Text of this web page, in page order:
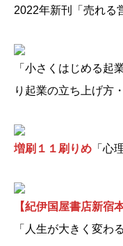
2022年新刊「売れる
「小さくはじめる起
り起業の立ち上げ方
増刷１１刷りめ 「心
【紀伊国屋書店新宿
「人生が大きく変わ